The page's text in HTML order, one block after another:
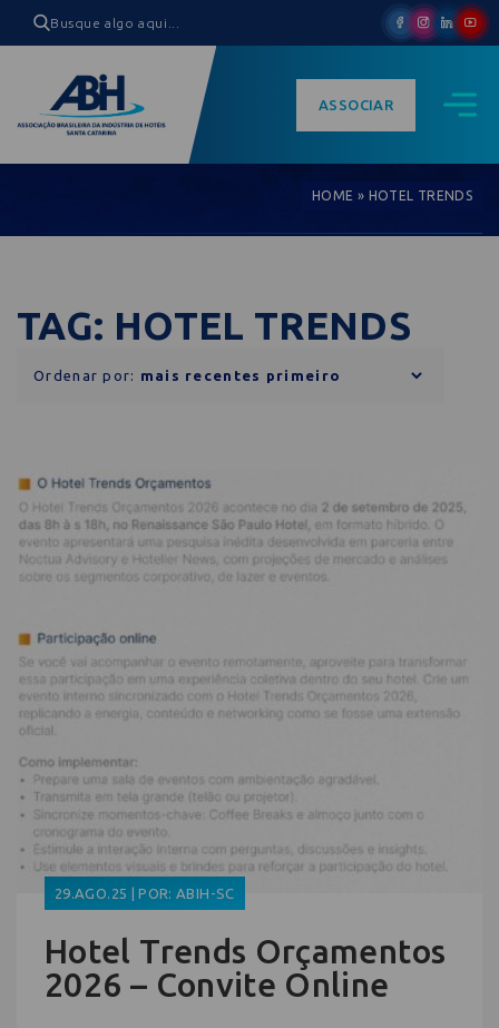
ASSOCIAR
HOME » HOTEL TRENDS
TAG: HOTEL TRENDS
Ordenar por:
29.AGO.25 | POR: ABIH-SC
Hotel Trends Orçamentos
2026 – Convite Online